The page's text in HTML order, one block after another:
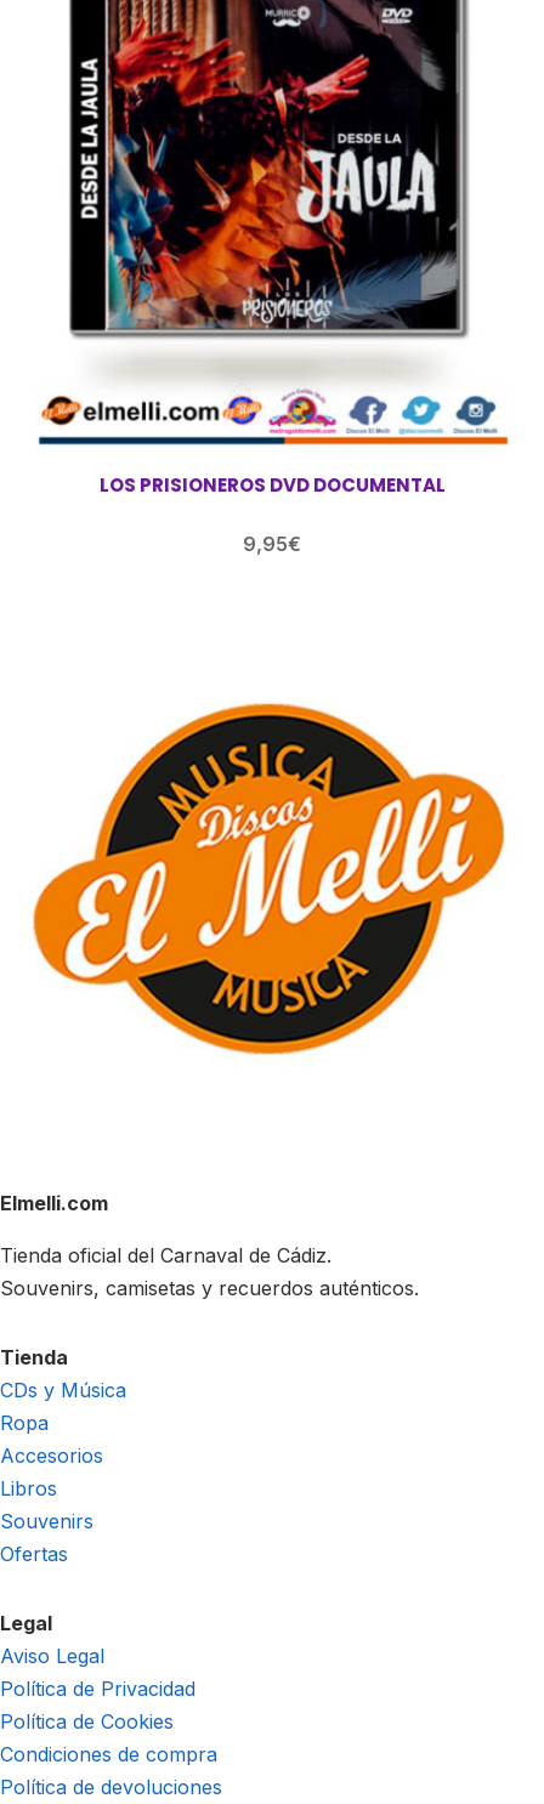
LOS PRISIONEROS DVD DOCUMENTAL
9,95€
Elmelli.com
Tienda oficial del Carnaval de Cádiz.
Souvenirs, camisetas y recuerdos auténticos.
Tienda
CDs y Música
Ropa
Accesorios
Libros
Souvenirs
Ofertas
Legal
Aviso Legal
Política de Privacidad
Política de Cookies
Condiciones de compra
Política de devoluciones